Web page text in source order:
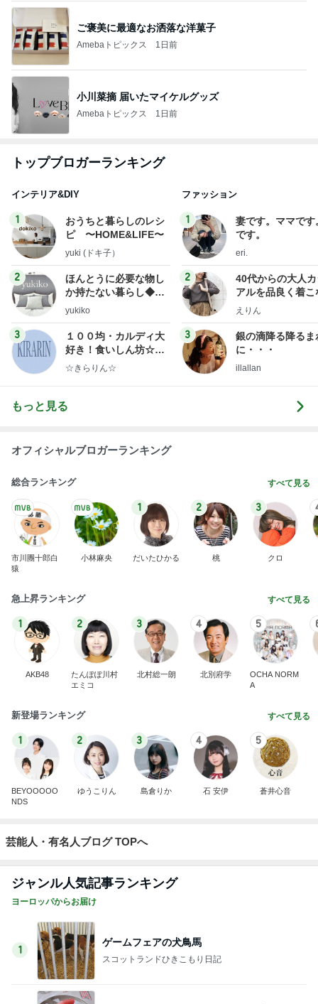
ご褒美に最適なお洒落な洋菓子
Amebaトピックス 1日前
小川菜摘 届いたマイケルグッズ
Amebaトピックス 1日前
トップブロガーランキング
インテリア&DIY
1
おうちと暮らしのレシ
ピ 〜HOME&LIFE〜
yuki (ドキ子）
2
ほんとうに必要な物し
か持たない暮らし◆Ke
ep Life Simple◆〜イ
yukiko
3
１００均・カルディ大
好き！食いしん坊☆き
らりん☆のブログ
☆きらりん☆
ファッション
1
妻です。ママです
です。
eri.
2
40代からの大人
アルを品良く着こ
ファッションブロ
えりん
3
銀の滴降る降るま
に・・・
illallan
もっと見る
オフィシャルブロガーランキング
総合ランキング すべて見る
市川團十郎白
猿
小林麻央
1
だいたひかる
2
桃
3
クロ
急上昇ランキング すべて見る
1
AKB48
2
たんぽぽ川村
エミコ
3
北村総一朗
4
北別府学
5
OCHA NORM
A
新登場ランキング すべて見る
1
BEYOOOOO
NDS
2
ゆうこりん
3
島倉りか
4
石 安伊
5
蒼井心音
芸能人・有名人ブログ TOPへ
ジャンル人気記事ランキング
ヨーロッパからお届け
1
ゲームフェアの犬鳥馬
スコットランドひきこもり日記